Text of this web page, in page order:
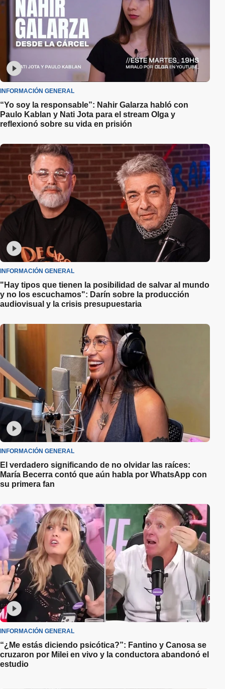
INFORMACIÓN GENERAL
“Yo soy la responsable”: Nahir Galarza habló con
Paulo Kablan y Nati Jota para el stream Olga y
reflexionó sobre su vida en prisión
INFORMACIÓN GENERAL
"Hay tipos que tienen la posibilidad de salvar al mundo
y no los escuchamos": Darín sobre la producción
audiovisual y la crisis presupuestaria
INFORMACIÓN GENERAL
El verdadero significando de no olvidar las raíces:
María Becerra contó que aún habla por WhatsApp con
su primera fan
INFORMACIÓN GENERAL
“¿Me estás diciendo psicótica?”: Fantino y Canosa se
cruzaron por Milei en vivo y la conductora abandonó el
estudio